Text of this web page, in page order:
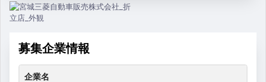
募集企業情報
企業名